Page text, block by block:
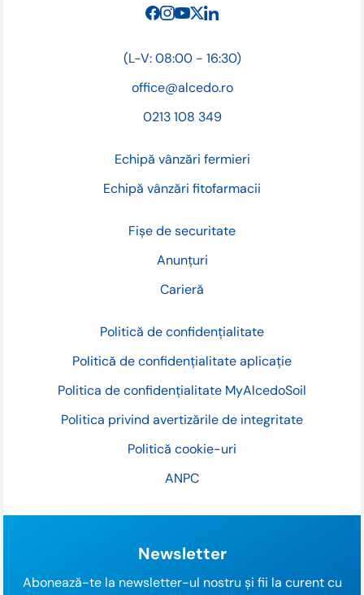
Fișe de securitate
Anunțuri
Carieră
Politică de confidențialitate
Politică de confidențialitate aplicație
Politica de confidențialitate MyAlcedoSoil
Politica privind avertizările de integritate
Politică cookie-uri
ANPC
(L-V: 08:00 - 16:30)
office@alcedo.ro
0213 108 349
Echipă vânzări fermieri
Echipă vânzări fitofarmacii
Newsletter
Abonează-te la newsletter-ul nostru și fii la curent cu